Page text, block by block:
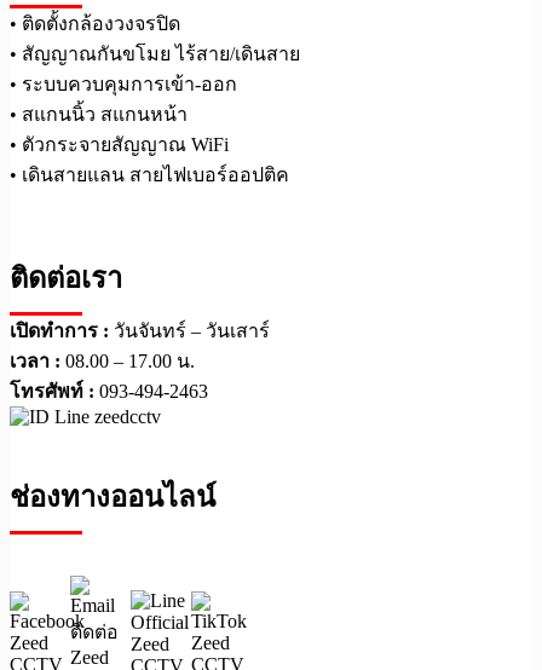
• ติดตั้งกล้องวงจรปิด
• สัญญาณกันขโมย ไร้สาย/เดินสาย
• ระบบควบคุมการเข้า-ออก
• สแกนนิ้ว สแกนหน้า
• ตัวกระจายสัญญาณ WiFi
• เดินสายแลน สายไฟเบอร์ออปติค
ติดต่อเรา
เปิดทำการ : วันจันทร์ – วันเสาร์
เวลา : 08.00 – 17.00 น.
โทรศัพท์ : 093-494-2463
ช่องทางออนไลน์